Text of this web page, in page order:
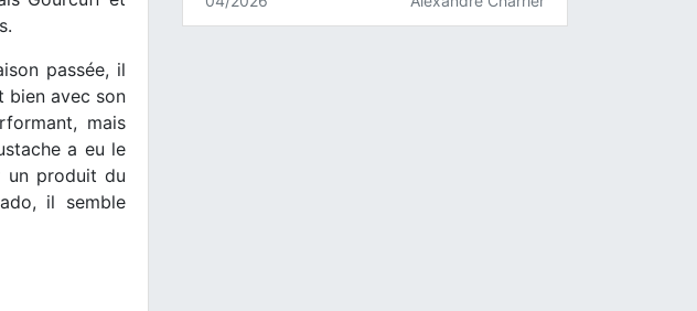
passée, il
bien avec son
mais
a eu le
un produit du
il semble